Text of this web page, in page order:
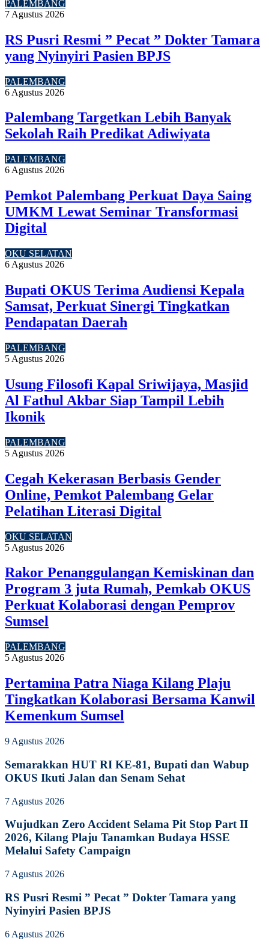
PALEMBANG
7 Agustus 2026
RS Pusri Resmi ” Pecat ” Dokter Tamara
yang Nyinyiri Pasien BPJS
PALEMBANG
6 Agustus 2026
Palembang Targetkan Lebih Banyak
Sekolah Raih Predikat Adiwiyata
PALEMBANG
6 Agustus 2026
Pemkot Palembang Perkuat Daya Saing
UMKM Lewat Seminar Transformasi
Digital
OKU SELATAN
6 Agustus 2026
Bupati OKUS Terima Audiensi Kepala
Samsat, Perkuat Sinergi Tingkatkan
Pendapatan Daerah
PALEMBANG
5 Agustus 2026
Usung Filosofi Kapal Sriwijaya, Masjid
Al Fathul Akbar Siap Tampil Lebih
Ikonik
PALEMBANG
5 Agustus 2026
Cegah Kekerasan Berbasis Gender
Online, Pemkot Palembang Gelar
Pelatihan Literasi Digital
OKU SELATAN
5 Agustus 2026
Rakor Penanggulangan Kemiskinan dan
Program 3 juta Rumah, Pemkab OKUS
Perkuat Kolaborasi dengan Pemprov
Sumsel
PALEMBANG
5 Agustus 2026
Pertamina Patra Niaga Kilang Plaju
Tingkatkan Kolaborasi Bersama Kanwil
Kemenkum Sumsel
9 Agustus 2026
Semarakkan HUT RI KE-81, Bupati dan Wabup
OKUS Ikuti Jalan dan Senam Sehat
7 Agustus 2026
Wujudkan Zero Accident Selama Pit Stop Part II
2026, Kilang Plaju Tanamkan Budaya HSSE
Melalui Safety Campaign
7 Agustus 2026
RS Pusri Resmi ” Pecat ” Dokter Tamara yang
Nyinyiri Pasien BPJS
6 Agustus 2026